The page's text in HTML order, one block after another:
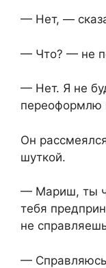
— Нет, —
— Что? — не
— Нет. Я не
переоформлю
Он
шуткой.
— Мариш, ты
тебя
не
—